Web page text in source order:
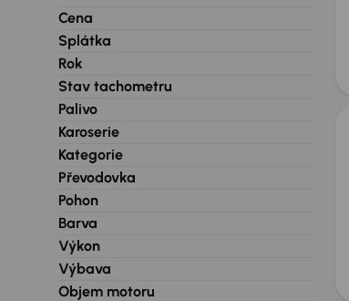
Cena
Splátka
Rok
Stav tachometru
Palivo
Karoserie
Kategorie
Převodovka
Pohon
Barva
Výkon
Výbava
Objem motoru